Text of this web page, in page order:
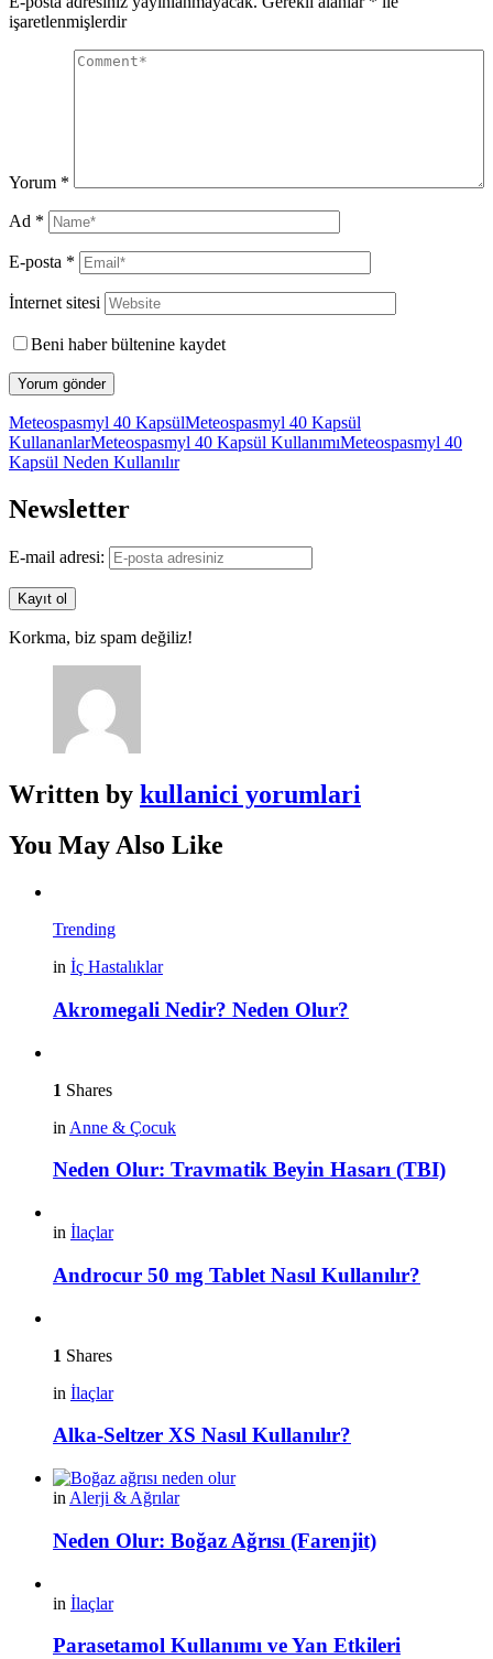
işaretlenmişlerdir
Yorum *
Ad *
E-posta *
İnternet sitesi
Beni haber bültenine kaydet
Meteospasmyl 40 KapsülMeteospasmyl 40 Kapsül
KullananlarMeteospasmyl 40 Kapsül KullanımıMeteospasmyl 40
Kapsül Neden Kullanılır
Newsletter
E-mail adresi:
Korkma, biz spam değiliz!
Written by kullanici yorumlari
You May Also Like
Trending
in İç Hastalıklar
Akromegali Nedir? Neden Olur?
1 Shares
in Anne & Çocuk
Neden Olur: Travmatik Beyin Hasarı (TBI)
in İlaçlar
Androcur 50 mg Tablet Nasıl Kullanılır?
1 Shares
in İlaçlar
Alka-Seltzer XS Nasıl Kullanılır?
in Alerji & Ağrılar
Neden Olur: Boğaz Ağrısı (Farenjit)
in İlaçlar
Parasetamol Kullanımı ve Yan Etkileri